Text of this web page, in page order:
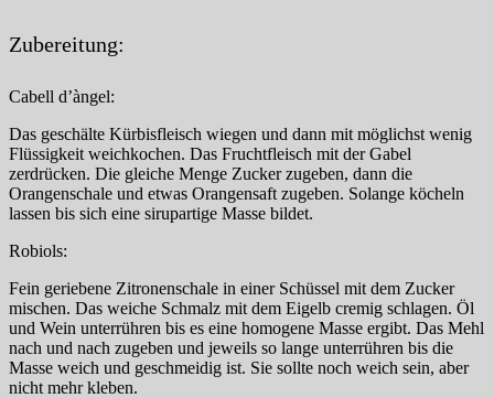
Zubereitung:
Cabell d’àngel:
Das geschälte Kürbisfleisch wiegen und dann mit möglichst wenig
Flüssigkeit weichkochen. Das Fruchtfleisch mit der Gabel
zerdrücken. Die gleiche Menge Zucker zugeben, dann die
Orangenschale und etwas Orangensaft zugeben. Solange köcheln
lassen bis sich eine sirupartige Masse bildet.
Robiols:
Fein geriebene Zitronenschale in einer Schüssel mit dem Zucker
mischen. Das weiche Schmalz mit dem Eigelb cremig schlagen. Öl
und Wein unterrühren bis es eine homogene Masse ergibt. Das Mehl
nach und nach zugeben und jeweils so lange unterrühren bis die
Masse weich und geschmeidig ist. Sie sollte noch weich sein, aber
nicht mehr kleben.